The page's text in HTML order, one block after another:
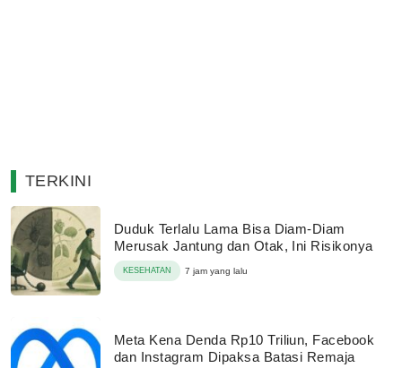
TERKINI
Duduk Terlalu Lama Bisa Diam-Diam
Merusak Jantung dan Otak, Ini Risikonya
KESEHATAN 7 jam yang lalu
Meta Kena Denda Rp10 Triliun, Facebook
dan Instagram Dipaksa Batasi Remaja